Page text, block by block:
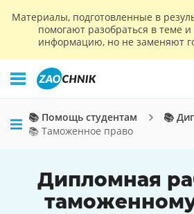
Материалы, подготовленные в
помогают разобраться в теме
информацию, но не заменяют
📚 Помощь студентам
📚
📚 Таможенное право
Дипломная